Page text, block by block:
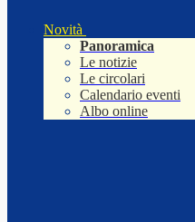
Novità
Panoramica
Le notizie
Le circolari
Calendario eventi
Albo online